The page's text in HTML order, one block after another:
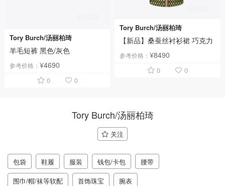
Tory Burch/汤丽柏琦
【新品】桑蚕丝衬衫裙 巧克力
参考价格：¥8490
0 0
Tory Burch/汤丽柏琦
羊毛短裤 黑色/灰色
参考价格： ¥4690
0 0
Tory Burch/汤丽柏琦
关注
包袋 鞋履 服装 钱包/卡包
腰带
围巾/帽/袜等软配
首饰珠宝 腕表